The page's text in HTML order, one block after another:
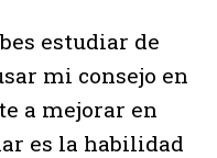
estudiar de
mi consejo en
a mejorar en
es la habilidad